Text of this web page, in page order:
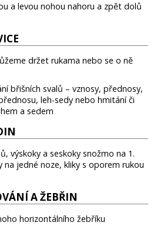
a levou nohou nahoru a zpět dolů
držet rukama nebo se o ně
břišních svalů – vznosy, přednosy,
leh-sedy nebo hmitání či
a sedem
výskoky a seskoky snožmo na 1.
jedné noze, kliky s oporem rukou
A ŽEBŘIN
horizontálního žebříku